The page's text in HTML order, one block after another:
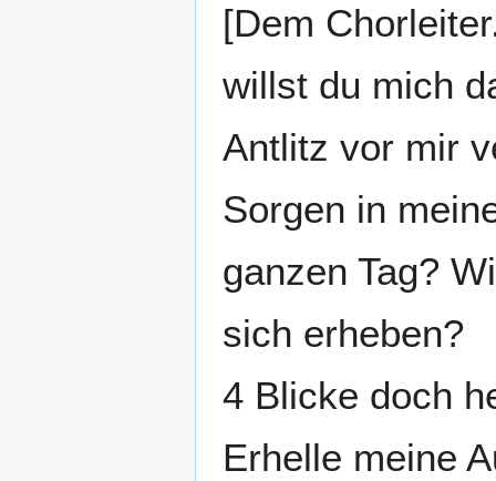
[Dem
willst du mich
Antlitz vor mir
Sorgen in
ganzen Tag?
sich erheben?
4 Blicke doch
Erhelle meine